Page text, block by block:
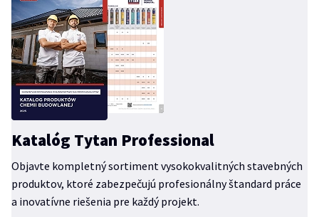
Katalóg Tytan Professional
Objavte kompletný sortiment vysokokvalitných stavebných
produktov, ktoré zabezpečujú profesionálny štandard práce
a inovatívne riešenia pre každý projekt.